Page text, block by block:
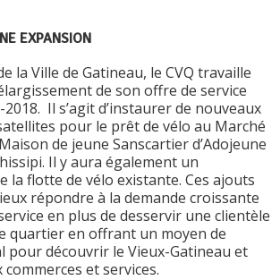
EXPANSION
la Ville de Gatineau, le CVQ travaille
de son offre de service
2018. Il s’agit d’instaurer de nouveaux
pour le prêt de vélo au Marché
de jeune Sanscartier d’Adojeune
Il y aura également un
la flotte de vélo existante. Ces ajouts
répondre à la demande croissante
en plus de desservir une clientèle
quartier en offrant un moyen de
pour découvrir le Vieux-Gatineau et
commerces et services.